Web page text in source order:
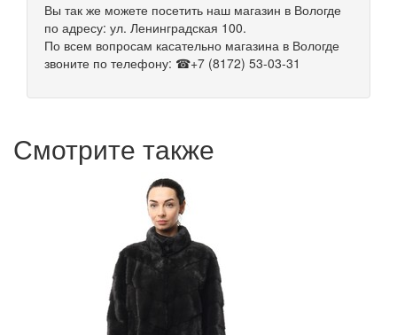
Вы так же можете посетить наш магазин в Вологде
по адресу: ул. Ленинградская 100.
По всем вопросам касательно магазина в Вологде
звоните по телефону: ☎+7 (8172) 53-03-31
Смотрите также